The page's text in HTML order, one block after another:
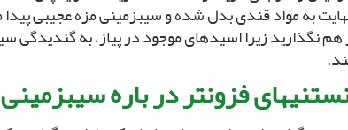
به مواد قندى بدل شده و سیب‏زمینى مزه عجیبى پیدا
هم نگذارید زیرا اسیدهاى موجود در پیاز، به
فزون‏تر در باره سیب‏زمینى‏